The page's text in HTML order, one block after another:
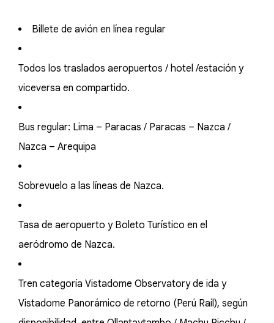
Billete de avión en línea regular
Todos los traslados aeropuertos / hotel /estación y
viceversa en compartido.
Bus regular: Lima – Paracas / Paracas – Nazca /
Nazca – Arequipa
Sobrevuelo a las líneas de Nazca.
Tasa de aeropuerto y Boleto Turístico en el
aeródromo de Nazca.
Tren categoría Vistadome Observatory de ida y
Vistadome Panorámico de retorno (Perú Rail), según